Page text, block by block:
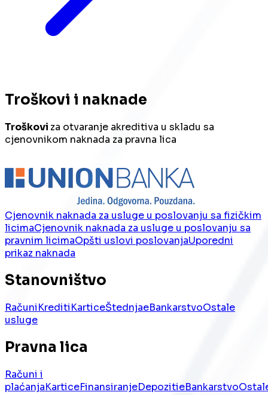
Troškovi i naknade
Troškovi za otvaranje akreditiva u skladu sa
cjenovnikom naknada za pravna lica
Cjenovnik naknada za usluge u poslovanju sa fizičkim
licimaCjenovnik naknada za usluge u poslovanju sa
pravnim licimaOpšti uslovi poslovanjaUporedni
prikaz naknada
Stanovništvo
RačuniKreditiKarticeŠtednjaeBankarstvoOstale
usluge
Pravna lica
Računi i
plaćanjaKarticeFinansiranjeDepozitieBankarstvo